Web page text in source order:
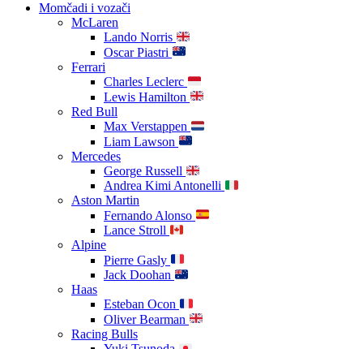
Momčadi i vozači
McLaren
Lando Norris
Oscar Piastri
Ferrari
Charles Leclerc
Lewis Hamilton
Red Bull
Max Verstappen
Liam Lawson
Mercedes
George Russell
Andrea Kimi Antonelli
Aston Martin
Fernando Alonso
Lance Stroll
Alpine
Pierre Gasly
Jack Doohan
Haas
Esteban Ocon
Oliver Bearman
Racing Bulls